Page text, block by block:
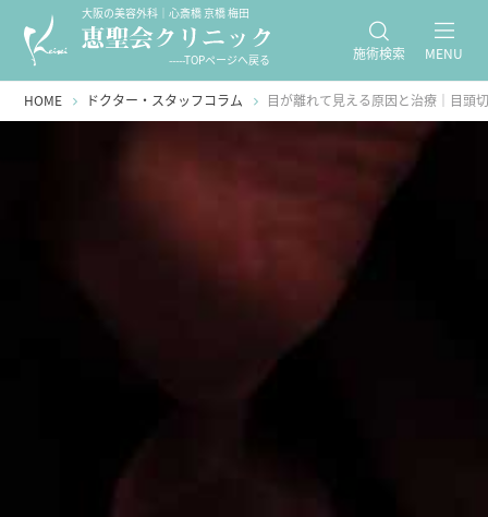
大阪の美容外科｜心斎橋 京橋 梅田
-----TOPページへ戻る 施術検索 MENU
HOME ドクター・スタッフコラム 目が離れて見える原因と治療｜目頭